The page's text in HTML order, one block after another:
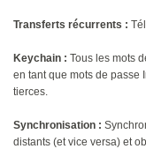
Transferts récurrents :
Keychain : Tous les mots
en tant que mots de passe
tierces.
Synchronisation :
distants (et vice versa) et